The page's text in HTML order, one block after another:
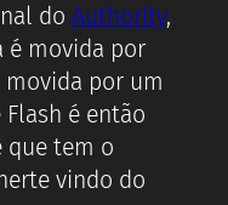
do Authority,
é movida por
por um
é então
que tem o
vindo do